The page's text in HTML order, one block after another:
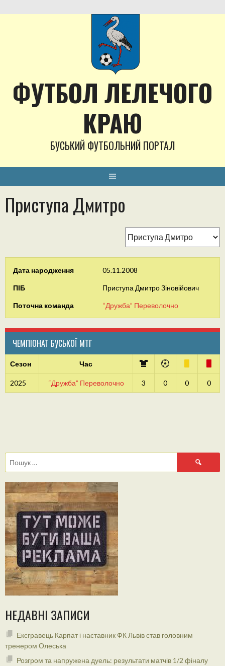
to
ФУТБОЛ ЛЕЛЕЧОГО
КРАЮ
БУСЬКИЙ ФУТБОЛЬНИЙ ПОРТАЛ
Приступа Дмитро
Дата народження 05.11.2008
ПІБ Приступа Дмитро Зіновійович
Поточна команда “Дружба” Переволочно
ЧЕМПІОНАТ БУСЬКОЇ МТГ
Сезон Час
2025 “Дружба” Переволочно 3 0 0 0
Пошук:
НЕДАВНІ ЗАПИСИ
Ексгравець Карпат і наставник ФК Львів став головним
тренером Олеська
Розгром та напружена дуель: результати матчів 1/2 фіналу